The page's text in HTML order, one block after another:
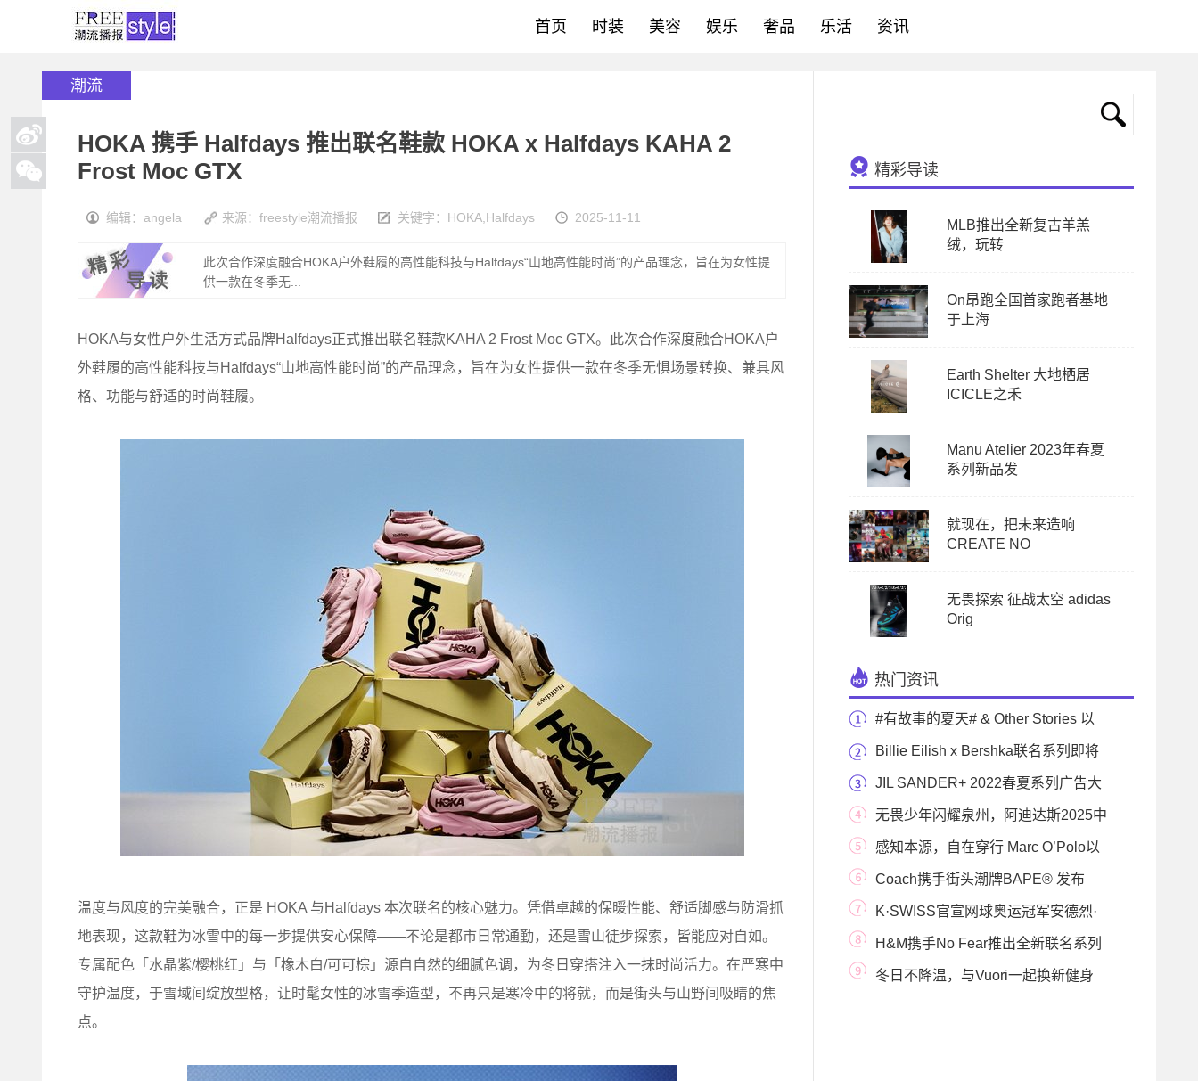
首页 时装 美容 娱乐 奢品 乐活 资讯
潮流
HOKA 携手 Halfdays 推出联名鞋款 HOKA x Halfdays KAHA 2
Frost Moc GTX
编辑：angela 来源：freestyle潮流播报 关键字： HOKA Halfdays 2025-11-11
此次合作深度融合HOKA户外鞋履的高性能科技与Halfdays“山地高性能时尚”的产品理念，旨在为女性提
供一款在冬季无...
HOKA与女性户外生活方式品牌Halfdays正式推出联名鞋款KAHA 2 Frost Moc GTX。此次合作深度融合HOKA户
外鞋履的高性能科技与Halfdays“山地高性能时尚”的产品理念，旨在为女性提供一款在冬季无惧场景转换、兼具风
格、功能与舒适的时尚鞋履。
温度与风度的完美融合，正是 HOKA 与Halfdays 本次联名的核心魅力。凭借卓越的保暖性能、舒适脚感与防滑抓
地表现，这款鞋为冰雪中的每一步提供安心保障——不论是都市日常通勤，还是雪山徒步探索，皆能应对自如。
专属配色「水晶紫/樱桃红」与「橡木白/可可棕」源自自然的细腻色调，为冬日穿搭注入一抹时尚活力。在严寒中
守护温度，于雪域间绽放型格，让时髦女性的冰雪季造型，不再只是寒冷中的将就，而是街头与山野间吸睛的焦
点。
精彩导读
MLB推出全新复古羊羔
绒，玩转
On昂跑全国首家跑者基地
于上海
Earth Shelter 大地栖居
ICICLE之禾
Manu Atelier 2023年春夏
系列新品发
就现在，把未来造响
CREATE NO
无畏探索 征战太空 adidas
Orig
热门资讯
#有故事的夏天# & Other Stories 以
繁花之语，谱写
Billie Eilish x Bershka联名系列即将
来袭JIL SANDER+ 2022春夏系列广告大
片 无畏少年闪耀泉州，阿迪达斯2025中
国国际儿童时
感知本源，自在穿行 Marc O’Polo以
型格时装释义北
Coach携手街头潮牌BAPE® 发布
BAPE® X Coach合作系列
K·SWISS官宣网球奥运冠军安德烈·
卢布列夫为品牌
H&M携手No Fear推出全新联名系列
纽约女子滑板
冬日不降温，与Vuori一起换新健身